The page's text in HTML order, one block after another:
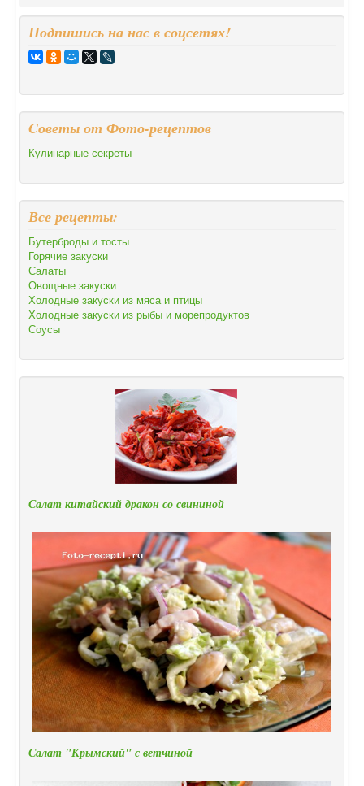
Подпишись на нас в соцсетях!
Cоветы от Фото-рецептов
Кулинарные секреты
Все рецепты:
Бутерброды и тосты
Горячие закуски
Салаты
Овощные закуски
Холодные закуски из мяса и птицы
Холодные закуски из рыбы и морепродуктов
Соусы
Салат китайский дракон со свининой
Салат "Крымский" с ветчиной